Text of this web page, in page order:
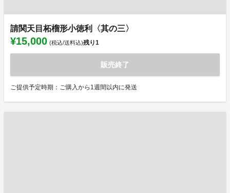
請関天目柘榴形小徳利〈其の三〉
¥15,000 (税込/送料込)残り1
販売終了
ご提供予定時期：ご購入から1週間以内に発送